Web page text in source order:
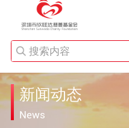
新闻动态
News